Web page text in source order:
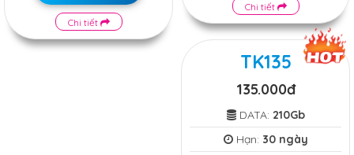
Chi tiết
Chi tiết
TK135
135.000đ
DATA: 210Gb
Hạn: 30 ngày